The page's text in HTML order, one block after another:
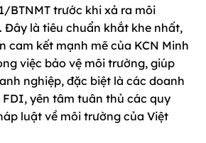
BTNMT trước khi xả ra môi
Đây là tiêu chuẩn khắt khe nhất,
cam kết mạnh mẽ của KCN Minh
việc bảo vệ môi trường, giúp
nghiệp, đặc biệt là các doanh
FDI, yên tâm tuân thủ các quy
luật về môi trường của Việt